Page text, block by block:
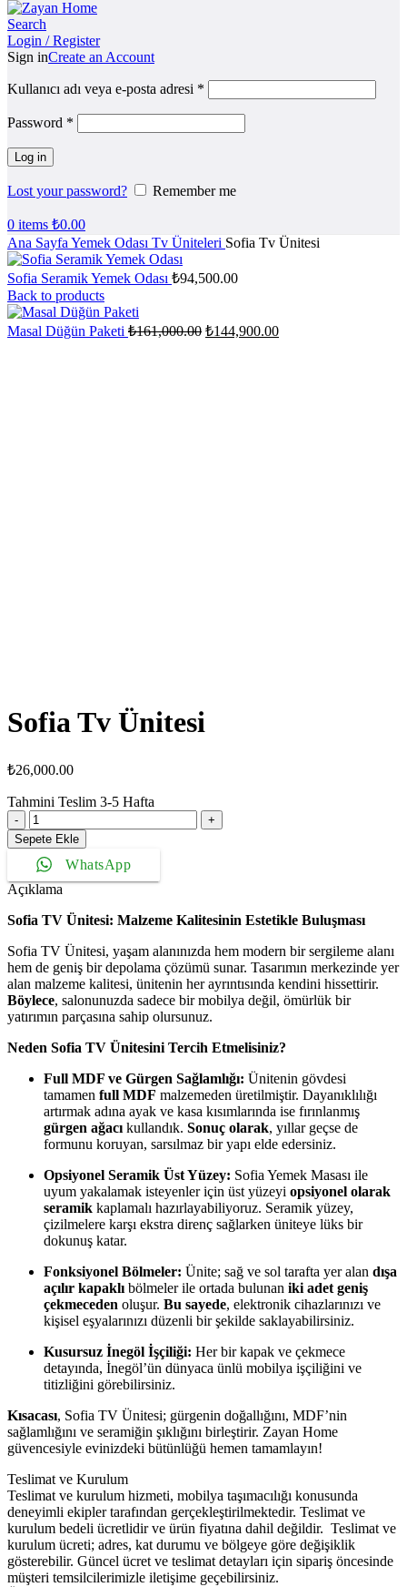
Search
Login / Register
Sign inCreate an Account
Kullanıcı adı veya e-posta adresi *
Password *
Log in
Lost your password? Remember me
0 items ₺0.00
Ana Sayfa Yemek Odası Tv Üniteleri Sofia Tv Ünitesi
Sofia Seramik Yemek Odası ₺94,500.00
Back to products
Masal Düğün Paketi ₺161,000.00 Orijinal
₺144,900.00Şu
Sofia Tv Ünitesi
₺26,000.00
Tahmini Teslim 3-5 Hafta
Sofia
Tv
Ünitesi
adet
Sepete Ekle
WhatsApp
Açıklama
Sofia TV Ünitesi: Malzeme Kalitesinin Estetikle Buluşması
Sofia TV Ünitesi, yaşam alanınızda hem modern bir sergileme alanı
hem de geniş bir depolama çözümü sunar. Tasarımın merkezinde yer
alan malzeme kalitesi, ünitenin her ayrıntısında kendini hissettirir.
Böylece, salonunuzda sadece bir mobilya değil, ömürlük bir
yatırımın parçasına sahip olursunuz.
Neden Sofia TV Ünitesini Tercih Etmelisiniz?
Full MDF ve Gürgen Sağlamlığı: Ünitenin gövdesi
tamamen full MDF malzemeden üretilmiştir. Dayanıklılığı
artırmak adına ayak ve kasa kısımlarında ise fırınlanmış
gürgen ağacı kullandık. Sonuç olarak, yıllar geçse de
formunu koruyan, sarsılmaz bir yapı elde edersiniz.
Opsiyonel Seramik Üst Yüzey: Sofia Yemek Masası ile
uyum yakalamak isteyenler için üst yüzeyi opsiyonel olarak
seramik kaplamalı hazırlayabiliyoruz. Seramik yüzey,
çizilmelere karşı ekstra direnç sağlarken üniteye lüks bir
dokunuş katar.
Fonksiyonel Bölmeler: Ünite; sağ ve sol tarafta yer alan dışa
açılır kapaklı bölmeler ile ortada bulunan iki adet geniş
çekmeceden oluşur. Bu sayede, elektronik cihazlarınızı ve
kişisel eşyalarınızı düzenli bir şekilde saklayabilirsiniz.
Kusursuz İnegöl İşçiliği: Her bir kapak ve çekmece
detayında, İnegöl’ün dünyaca ünlü mobilya işçiliğini ve
titizliğini görebilirsiniz.
Kısacası, Sofia TV Ünitesi; gürgenin doğallığını, MDF’nin
sağlamlığını ve seramiğin şıklığını birleştirir. Zayan Home
güvencesiyle evinizdeki bütünlüğü hemen tamamlayın!
Teslimat ve Kurulum
Teslimat ve kurulum hizmeti, mobilya taşımacılığı konusunda
deneyimli ekipler tarafından gerçekleştirilmektedir. Teslimat ve
kurulum bedeli ücretlidir ve ürün fiyatına dahil değildir. ‎ Teslimat ve
kurulum ücreti; adres, kat durumu ve bölgeye göre değişiklik
gösterebilir. Güncel ücret ve teslimat detayları için sipariş öncesinde
müşteri temsilcilerimizle iletişime geçebilirsiniz.